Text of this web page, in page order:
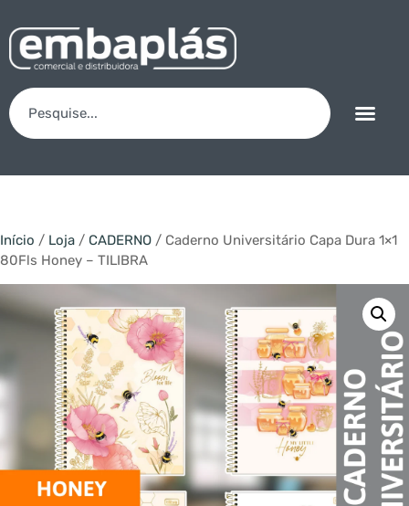
Início / Loja / CADERNO / Caderno Universitário Capa Dura 1×1
80Fls Honey – TILIBRA